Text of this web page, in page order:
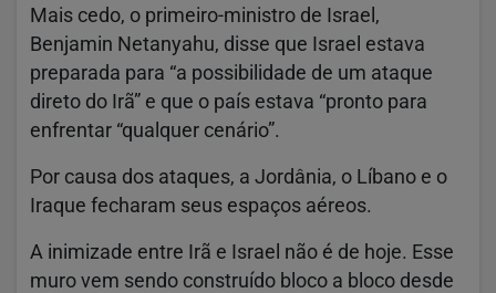
Mais cedo, o primeiro-ministro de Israel,
Benjamin Netanyahu, disse que Israel estava
preparada para “a possibilidade de um ataque
direto do Irã” e que o país estava “pronto para
enfrentar “qualquer cenário”.
Por causa dos ataques, a Jordânia, o Líbano e o
Iraque fecharam seus espaços aéreos.
A inimizade entre Irã e Israel não é de hoje. Esse
muro vem sendo construído bloco a bloco desde